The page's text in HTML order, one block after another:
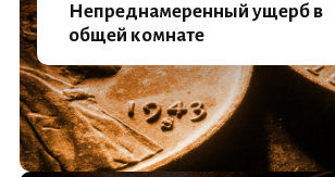
Непреднамеренный ущерб в
общей комнате